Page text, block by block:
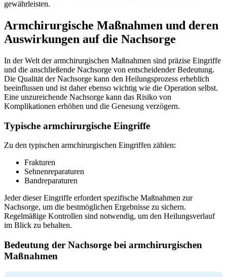
gewährleisten.
Armchirurgische Maßnahmen und deren
Auswirkungen auf die Nachsorge
In der Welt der armchirurgischen Maßnahmen sind präzise Eingriffe
und die anschließende Nachsorge von entscheidender Bedeutung.
Die Qualität der Nachsorge kann den Heilungsprozess erheblich
beeinflussen und ist daher ebenso wichtig wie die Operation selbst.
Eine unzureichende Nachsorge kann das Risiko von
Komplikationen erhöhen und die Genesung verzögern.
Typische armchirurgische Eingriffe
Zu den typischen armchirurgischen Eingriffen zählen:
Frakturen
Sehnenreparaturen
Bandreparaturen
Jeder dieser Eingriffe erfordert spezifische Maßnahmen zur
Nachsorge, um die bestmöglichen Ergebnisse zu sichern.
Regelmäßige Kontrollen sind notwendig, um den Heilungsverlauf
im Blick zu behalten.
Bedeutung der Nachsorge bei armchirurgischen
Maßnahmen